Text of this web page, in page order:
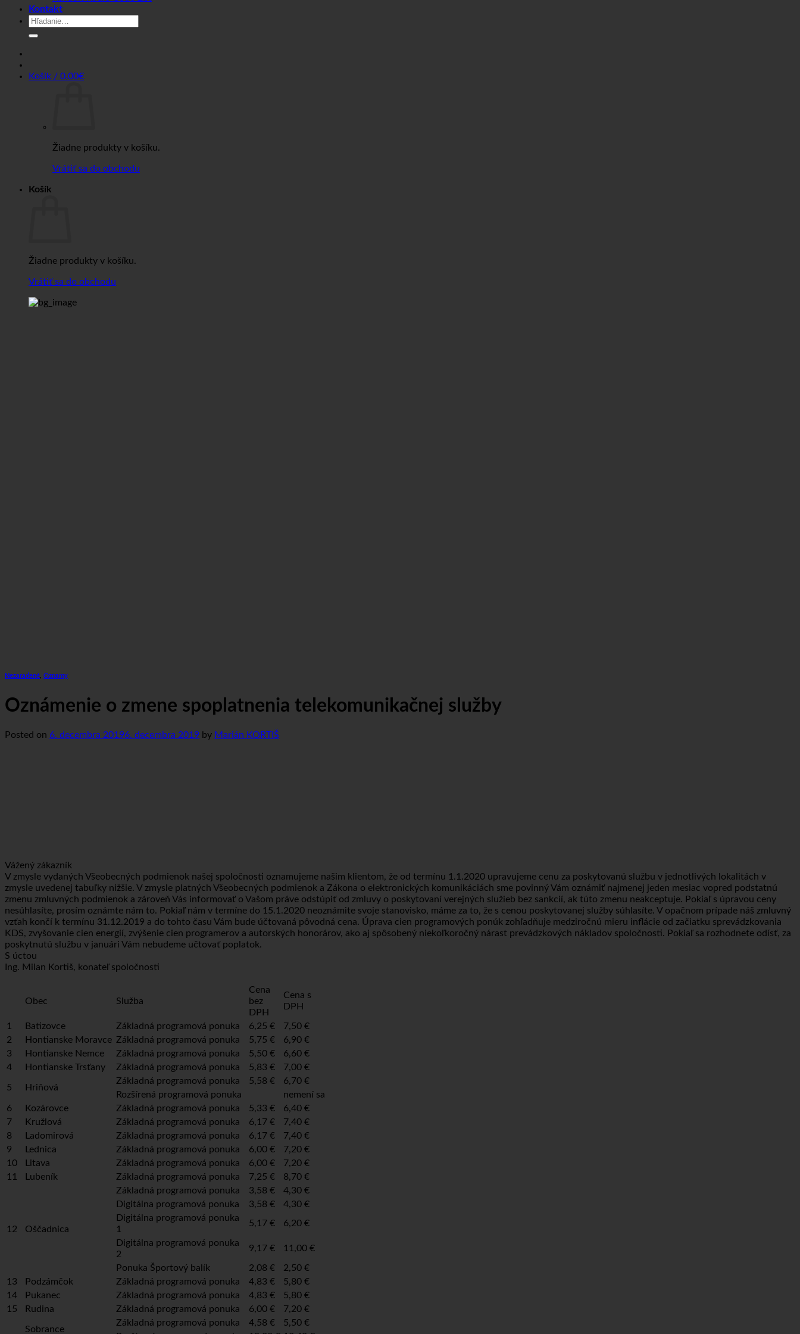
Kontakt
Hľadať:
Košík / 0.00€
Žiadne produkty v košíku.
Vrátiť sa do obchodu
Košík
Žiadne produkty v košíku.
Vrátiť sa do obchodu
Nezaradené Oznamy
Oznámenie o zmene spoplatnenia telekomunikačnej služby
Posted on 6. decembra 20196. decembra 2019 by Marián KORTIŠ
Vážený zákazník
V zmysle vydaných Všeobecných podmienok našej spoločnosti oznamujeme našim klientom, že od termínu 1.1.2020 upravujeme cenu za poskytovanú službu v jednotlivých lokalitách v
zmysle uvedenej tabuľky nižšie. V zmysle platných Všeobecných podmienok a Zákona o elektronických komunikáciách sme povinný Vám oznámiť najmenej jeden mesiac vopred podstatnú
zmenu zmluvných podmienok a zároveň Vás informovať o Vašom práve odstúpiť od zmluvy o poskytovaní verejných služieb bez sankcií, ak túto zmenu neakceptuje. Pokiaľ s úpravou ceny
nesúhlasíte, prosím oznámte nám to. Pokiaľ nám v termíne do 15.1.2020 neoznámite svoje stanovisko, máme za to, že s cenou poskytovanej služby súhlasíte. V opačnom prípade náš zmluvný
vzťah končí k termínu 31.12.2019 a do tohto času Vám bude účtovaná pôvodná cena. Úprava cien programových ponúk zohľadňuje medziročnú mieru inflácie od začiatku sprevádzkovania
KDS, zvyšovanie cien energií, zvýšenie cien programerov a autorských honorárov, ako aj spôsobený niekoľkoročný nárast prevádzkových nákladov spoločnosti. Pokiaľ sa rozhodnete odísť, za
poskytnutú službu v januári Vám nebudeme učtovať poplatok.
S úctou
Ing. Milan Kortiš, konateľ spoločnosti
Obec Služba
Cena
bez
DPH
Cena s
DPH
1 Batizovce Základná programová ponuka 6,25 €
7,50 €
2
Hontianske Moravce Základná programová ponuka 5,75 €
6,90 €
3
Hontianske Nemce Základná programová ponuka 5,50 €
6,60 €
4
Hontianske Trsťany Základná programová ponuka 5,83 € 7,00 €
5 Hriňová
Základná programová ponuka 5,58 €
6,70 €
Rozšírená programová ponuka
nemení sa
6
Kozárovce Základná programová ponuka 5,33 €
6,40 €
7
Kružlová Základná programová ponuka 6,17 €
7,40 €
8
Ladomirová Základná programová ponuka 6,17 €
7,40 €
9
Lednica Základná programová ponuka 6,00 €
7,20 €
10
Litava Základná programová ponuka 6,00 €
7,20 €
11
Lubeník Základná programová ponuka 7,25 € 8,70 €
12 Oščadnica
Základná programová ponuka 3,58 €
4,30 €
Digitálna programová ponuka
3,58 €
4,30 €
Digitálna programová ponuka
1
5,17 € 6,20 €
Digitálna programová ponuka
2
9,17 € 11,00 €
Ponuka Športový balík 2,08 €
2,50 €
13
Podzámčok Základná programová ponuka 4,83 €
5,80 €
14
Pukanec Základná programová ponuka 4,83 €
5,80 €
15
Rudina Základná programová ponuka 6,00 € 7,20 €
Sobrance
Základná programová ponuka 4,58 €
5,50 €